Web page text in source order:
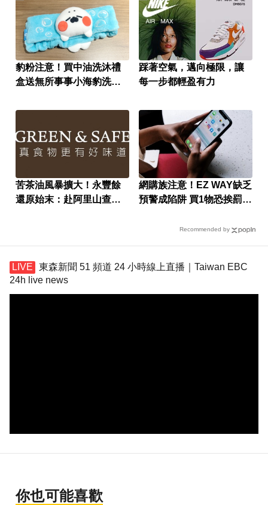
豹粉注意！買中油洗沐禮
盒送無所事事小海豹洗臉
踩著空氣，邁向極限，讓
每一步都輕盈有力
苦茶油風暴擴大！永豐餘
還原始末：赴阿里山查核
網購族注意！EZ WAY缺乏
預警成陷阱 買1物恐挨罰百
Recommended by
東森新聞 51 頻道 24 小時線上直播｜Taiwan EBC
24h live news
你也可能喜歡